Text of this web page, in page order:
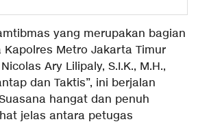
yang merupakan bagian
Metro Jakarta Timur
Ary Lilipaly, S.I.K., M.H.,
dan Taktis”, ini berjalan
hangat dan penuh
jelas antara petugas